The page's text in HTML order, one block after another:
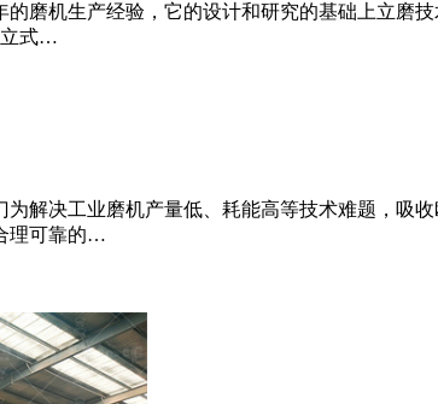
的磨机生产经验，它的设计和研究的基础上立磨
立式…
为解决工业磨机产量低、耗能高等技术难题，吸
理可靠的…